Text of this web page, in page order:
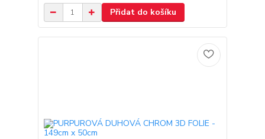
Přidat do košíku